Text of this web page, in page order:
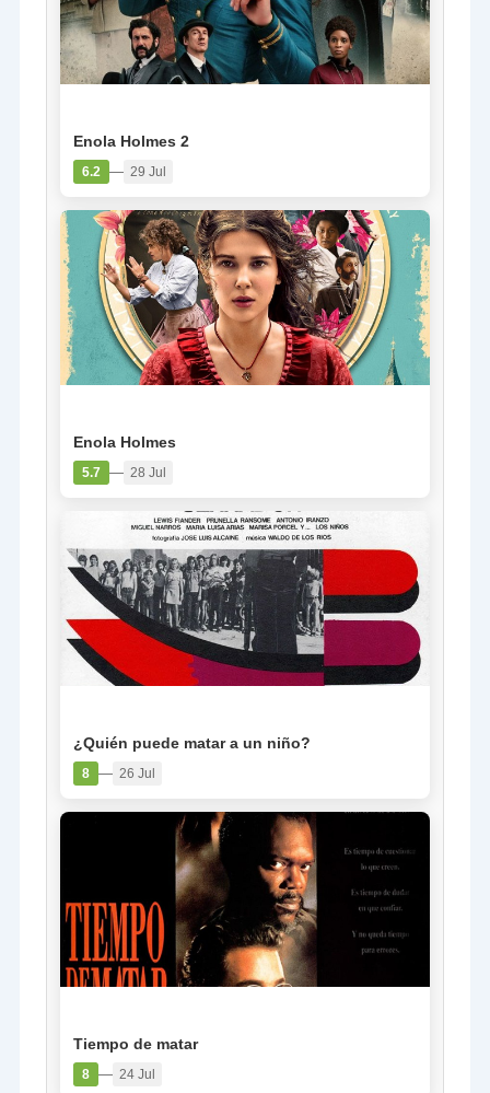
Enola Holmes 2
6.2 — 29 Jul
Enola Holmes
5.7 — 28 Jul
¿Quién puede matar a un niño?
8 — 26 Jul
Tiempo de matar
8 — 24 Jul